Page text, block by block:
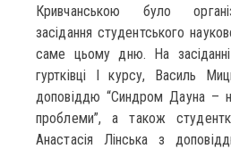
Кривчанською було
засідання студентського
саме цьому дню. На
гуртківці І курсу, Василь
доповіддю “Синдром Дауна –
проблеми”, а також
Анастасія Лінська з